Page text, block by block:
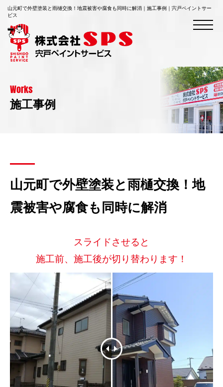
山元町で外壁塗装と雨樋交換！地震被害や腐食も同時に解消｜施工事例｜宍戸ペイントサー
ビス
Works
施工事例
山元町で外壁塗装と雨樋交換！地
震被害や腐食も同時に解消
スライドさせると
施工前、施工後が切り替わります！